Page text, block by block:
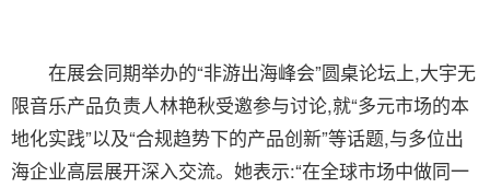
在展会同期举办的“非游出海峰会”圆桌论坛上,大宇无
限音乐产品负责人林艳秋受邀参与讨论,就“多元市场的本
地化实践”以及“合规趋势下的产品创新”等话题,与多位出
海企业高层展开深入交流。她表示:“在全球市场中做同一